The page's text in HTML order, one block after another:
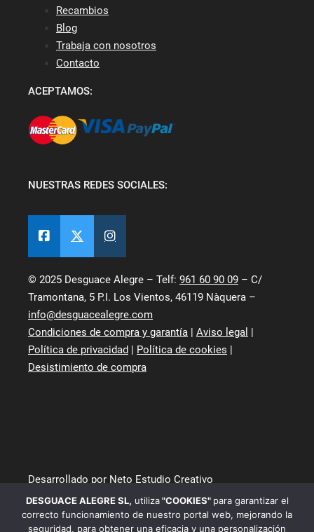
Recambios
Blog
Trabaja con nosotros
Contacto
ACEPTAMOS:
NUESTRAS REDES SOCIALES:
© 2025 Desguace Alegre – Telf: 961 60 90 09 – C/
Tramontana, 5 P.I. Los Vientos, 46119 Nàquera –
info@desguacealegre.com
Condiciones de compra y garantía | Aviso legal |
Política de privacidad | Política de cookies |
Desistimiento de compra
Desarrollado por Neto Estudio Creativo
DESGUACE ALEGRE SL, utiliza"COOKIES" para garantizar el
correcto funcionamiento de nuestro portal web, mejorando la
seguridad, para obtener una eficacia y una personalización